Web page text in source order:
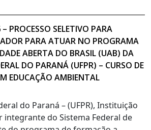
PROCESSO SELETIVO PARA
PARA ATUAR NO PROGRAMA
ABERTA DO BRASIL (UAB) DA
DO PARANÁ (UFPR) – CURSO DE
EDUCAÇÃO AMBIENTAL
do Paraná – (UFPR), Instituição
integrante do Sistema Federal de